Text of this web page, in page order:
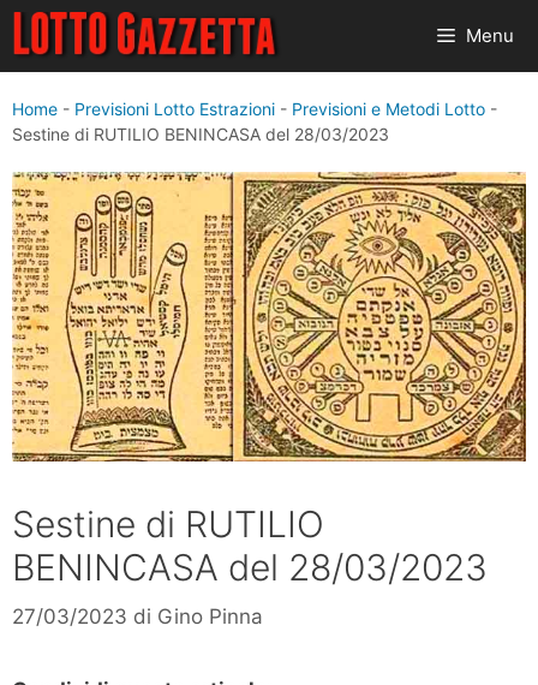
Vai
contenuto
Menu
Home - Previsioni Lotto Estrazioni - Previsioni e Metodi Lotto -
Sestine di RUTILIO BENINCASA del 28/03/2023
Sestine di RUTILIO
BENINCASA del 28/03/2023
27/03/2023 di Gino Pinna